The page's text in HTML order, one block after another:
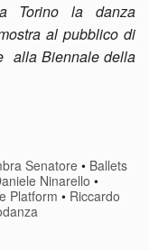
Torino la danza
al pubblico di
alla Biennale della
Senatore • Ballets
Ninarello •
Platform • Riccardo